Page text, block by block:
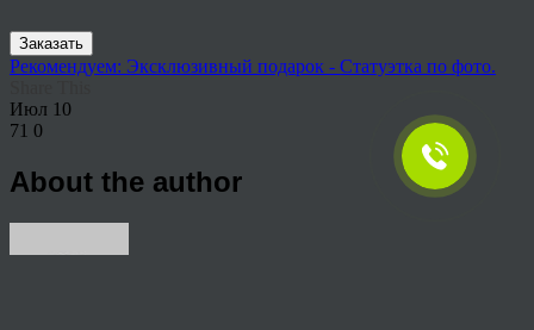
Заказать
Рекомендуем: Эксклюзивный подарок - Статуэтка по фото.
Июл 10
71 0
About the author